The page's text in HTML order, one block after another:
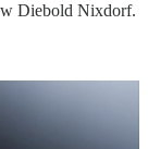
Diebold Nixdorf.